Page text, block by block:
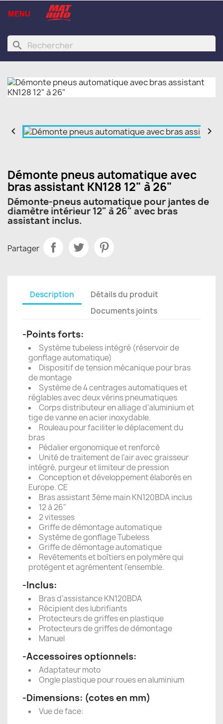
MENU
search
 
Démonte pneus automatique avec
bras assistant KN128 12" à 26"
Démonte-pneus automatique pour jantes de
diamètre intérieur 12" à 26" avec bras
assistant inclus.
Partager
Description
Détails du produit
Documents joints
-Points forts:
Système tubeless intégré (réservoir de
gonflage automatique)
Dispositif de tension mécanique pour bras
de montage
Système de 4 centrages automatiques et
réglables avec deux vérins pneumatiques
Corps distributeur en alliage d'aluminium et
tige de vanne en acier inoxydable.
Rouleau pour faciliter le déplacement du
bras
Pédalier ergonomique et renforcé
Unité de traitement de l'air avec graisseur
intégré, purgeur et limiteur de pression
Conception et développement élaborés en
Europe. CE
Bras assistant 3ème main KN120BDA inclus
12 à 26"
2 vitesses
Griffe de démontage automatique
Système de gonflage Tubeless
Griffe de démontage automatique
Revêtements et boîtiers en polymère qui
protègent et agrémentent l’ensemble.
-Inclus:
Bras d’assistance KN120BDA
Récipient des lubrifiants
Protecteurs de griffes en plastique
Protecteurs de griffes de démontage
Manuel
-Accessoires optionnels:
Adaptateur moto
Ongle plastique pour roues en aluminium
-Dimensions: (cotes en mm)
Vue de face: